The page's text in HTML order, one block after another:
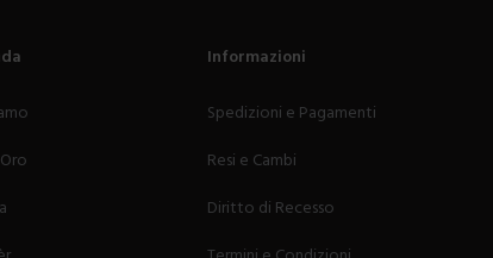
Informazioni
Spedizioni e Pagamenti
Resi e Cambi
Diritto di Recesso